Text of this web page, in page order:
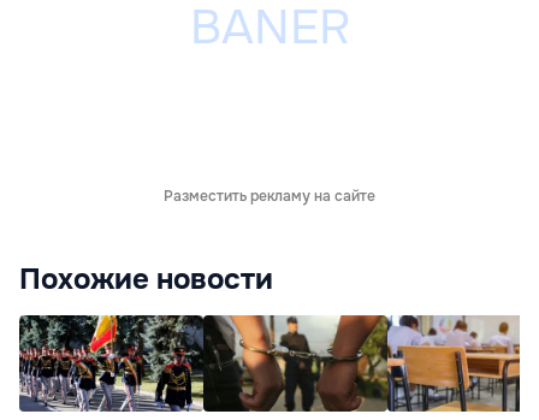
Разместить рекламу на сайте
Похожие новости